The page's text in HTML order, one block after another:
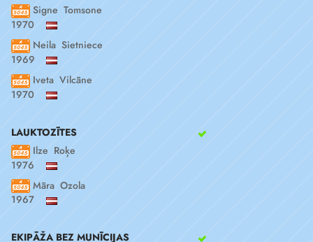
Signe Tomsone
1970
Neila Sietniece
1969
Iveta Vilcāne
1970
LAUKTOZĪTES
Ilze Roķe
1976
Māra Ozola
1967
EKIPĀŽA BEZ MUNĪCIJAS